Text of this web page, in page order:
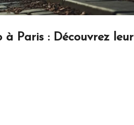
Paris : Découvrez leur